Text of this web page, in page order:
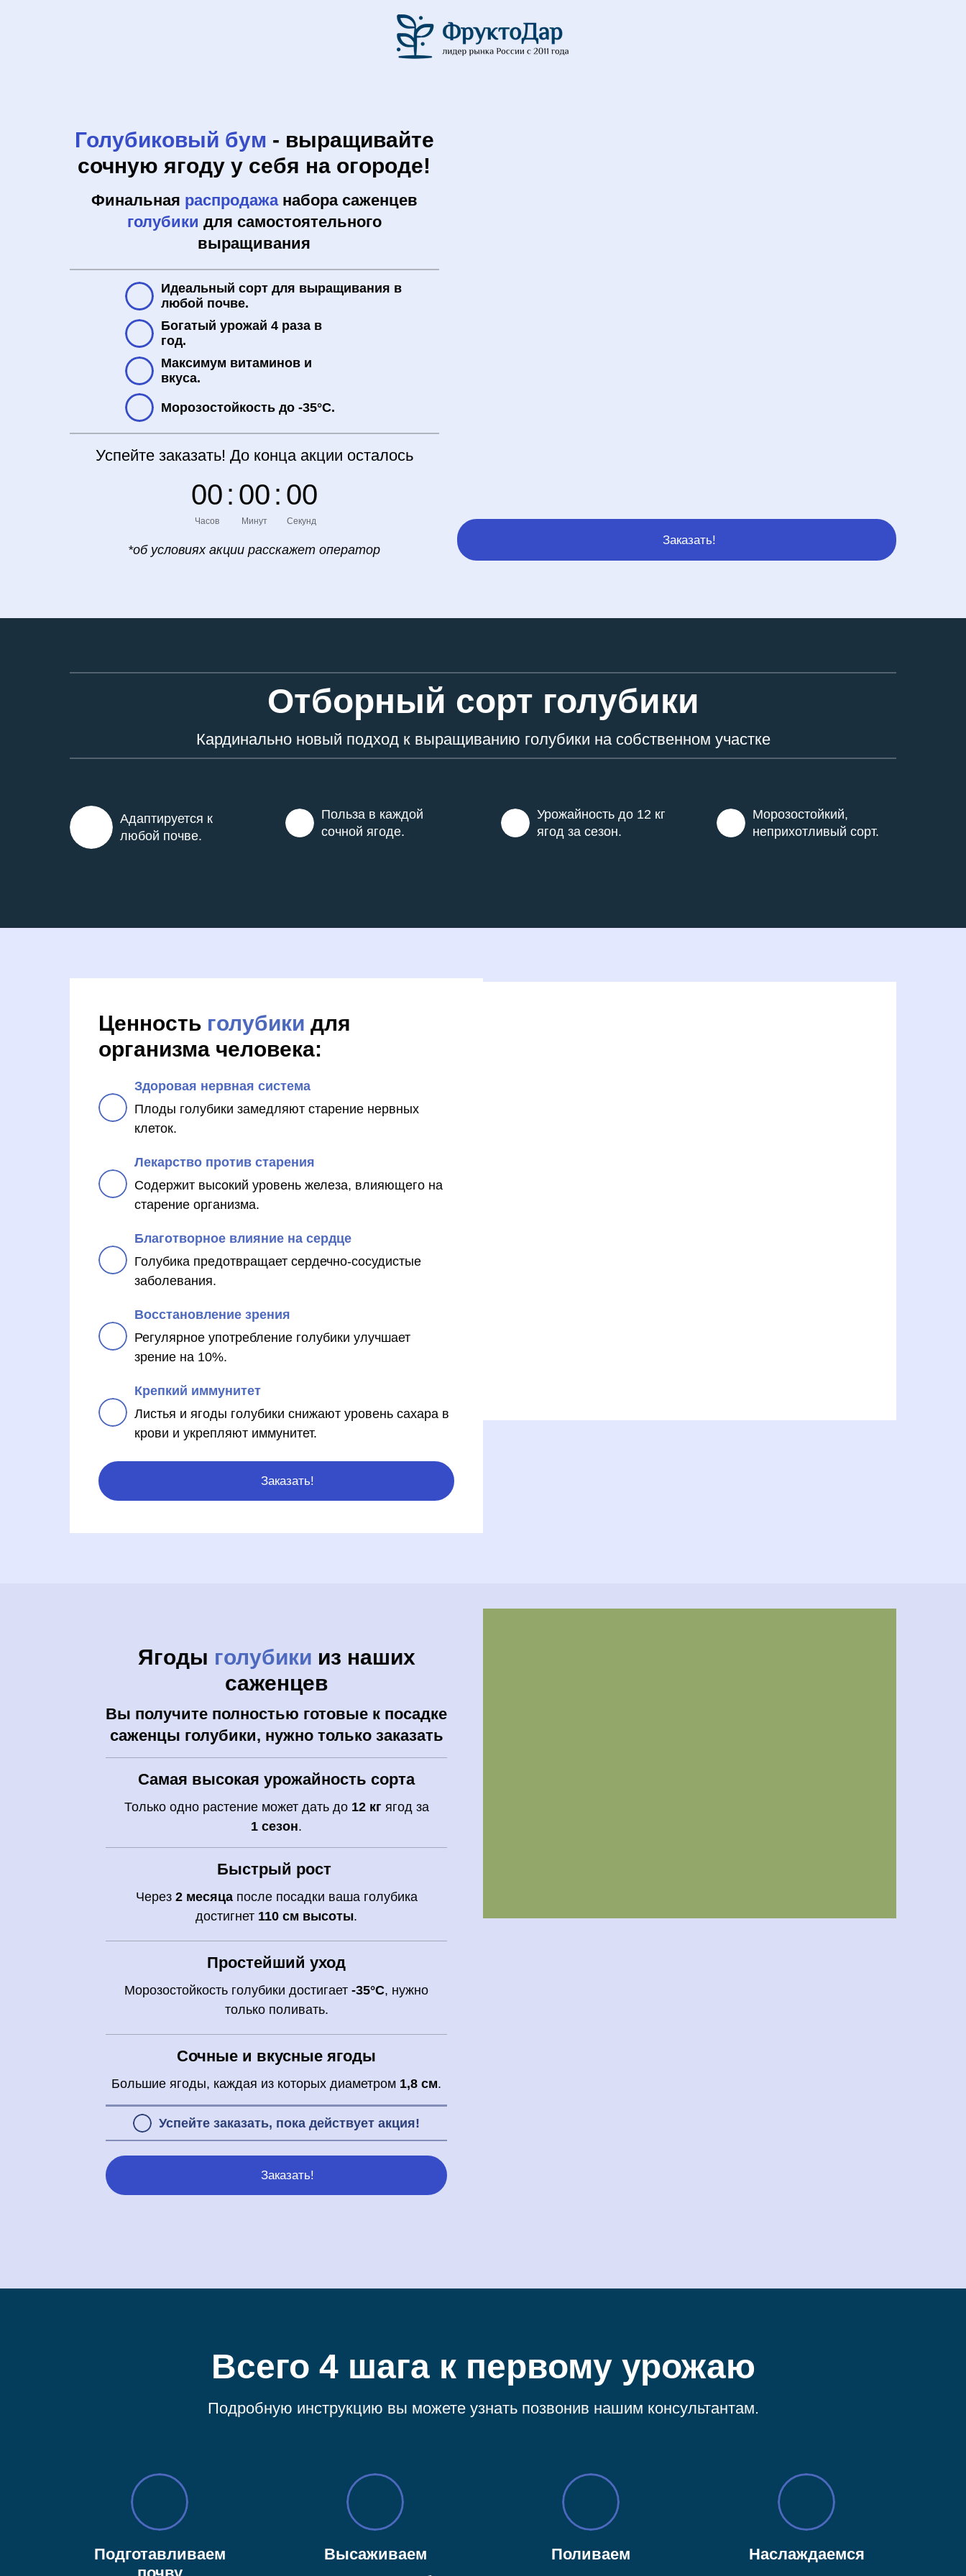
Голубиковый бум - выращивайте
сочную ягоду у себя на огороде!
Финальная распродажанабора саженцев
голубики для самостоятельного
выращивания
Идеальный сорт для выращивания в
любой почве.
Богатый урожай 4 раза в
год.
Максимум витаминов и
вкуса.
Морозостойкость до -35°С.
Успейте заказать! До конца акции осталось
00
Часов
: 00
Минут
: 00
Секунд
*об условиях акции расскажет оператор
Заказать!
Отборный сорт голубики
Кардинально новый подход к выращиванию голубики на собственном участке
Адаптируется к
любой почве.
Польза в каждой
сочной ягоде.
Урожайность до 12 кг
ягод за сезон.
Морозостойкий,
неприхотливый сорт.
Ценность голубики для
организма человека:
Здоровая нервная система
Плоды голубики замедляют старение нервных
клеток.
Лекарство против старения
Содержит высокий уровень железа, влияющего на
старение организма.
Благотворное влияние на сердце
Голубика предотвращает сердечно-сосудистые
заболевания.
Восстановление зрения
Регулярное употребление голубики улучшает
зрение на 10%.
Крепкий иммунитет
Листья и ягоды голубики снижают уровень сахара в
крови и укрепляют иммунитет.
Заказать!
Ягоды голубики из наших
саженцев
Вы получите полностью готовые к посадке
саженцы голубики, нужно только заказать
Самая высокая урожайность сорта
Только одно растение может дать до 12 кг ягод за
1 сезон.
Быстрый рост
Через 2 месяцапосле посадки ваша голубика
достигнет 110 см высоты.
Простейший уход
Морозостойкость голубики достигает -35°С, нужно
только поливать.
Сочные и вкусные ягоды
Большие ягоды, каждая из которых диаметром 1,8 см.
Успейте заказать, пока действует акция!
Заказать!
Всего 4 шага к первому урожаю
Подробную инструкцию вы можете узнать позвонив нашим консультантам.
Подготавливаем
Высаживаем Поливаем Наслаждаемся